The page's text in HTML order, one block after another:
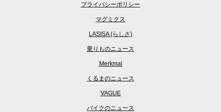
プライバシーポリシー
マグミクス
LASISA (らしさ)
乗りものニュース
Merkmal
くるまのニュース
VAGUE
バイクのニュース